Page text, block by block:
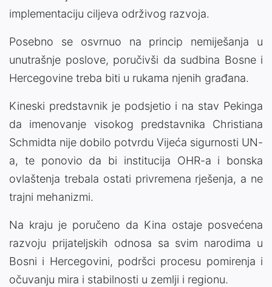
implementaciju ciljeva održivog razvoja.
Posebno se osvrnuo na princip nemiješanja u
unutrašnje poslove, poručivši da sudbina Bosne i
Hercegovine treba biti u rukama njenih građana.
Kineski predstavnik je podsjetio i na stav Pekinga
da imenovanje visokog predstavnika Christiana
Schmidta nije dobilo potvrdu Vijeća sigurnosti UN-
a, te ponovio da bi institucija OHR-a i bonska
ovlaštenja trebala ostati privremena rješenja, a ne
trajni mehanizmi.
Na kraju je poručeno da Kina ostaje posvećena
razvoju prijateljskih odnosa sa svim narodima u
Bosni i Hercegovini, podršci procesu pomirenja i
očuvanju mira i stabilnosti u zemlji i regionu.